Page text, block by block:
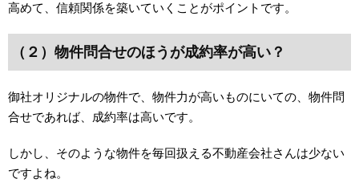
高めて、信頼関係を築いていくことがポイントです。
（２）物件問合せのほうが成約率が高い？
御社オリジナルの物件で、物件力が高いものにいての、物件問
合せであれば、成約率は高いです。
しかし、そのような物件を毎回扱える不動産会社さんは少ない
ですよね。